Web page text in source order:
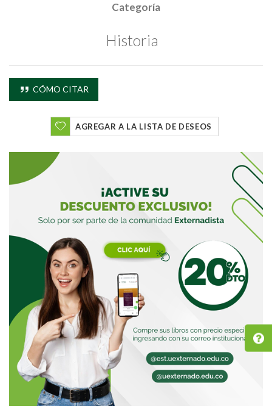
Categoría
Historia
CÓMO CITAR
AGREGAR A LA LISTA DE DESEOS